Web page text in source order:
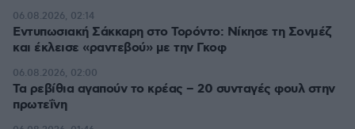
Εντυπωσιακή Σάκκαρη στο Τορόντο: Νίκησε τη Σονμέζ
και έκλεισε «ραντεβού» με την Γκοφ
06.08.2026, 02:14
Τα ρεβίθια αγαπούν το κρέας – 20 συνταγές φουλ στην
πρωτεΐνη
06.08.2026, 02:00